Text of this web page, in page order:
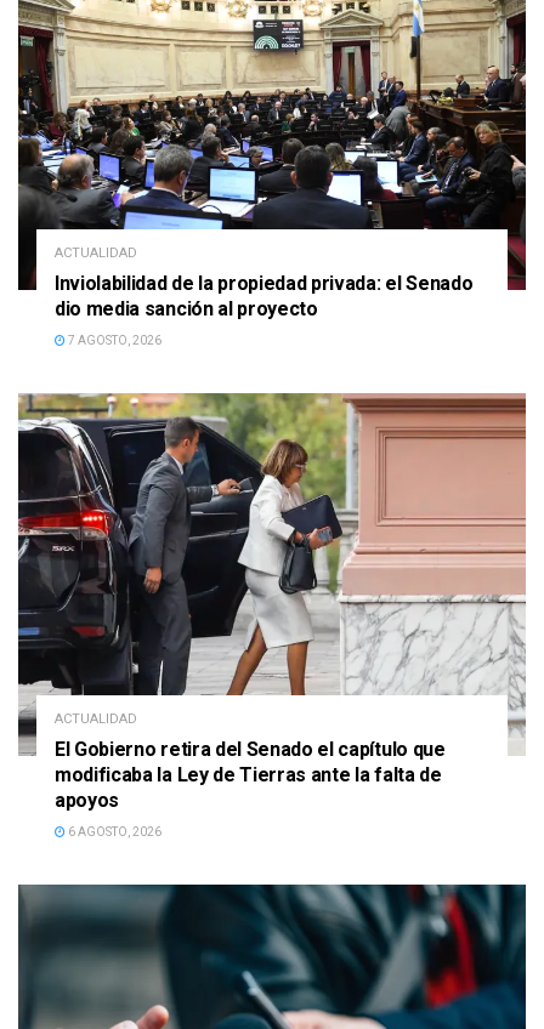
ACTUALIDAD
Inviolabilidad de la propiedad privada: el Senado
dio media sanción al proyecto
7 AGOSTO, 2026
ACTUALIDAD
El Gobierno retira del Senado el capítulo que
modificaba la Ley de Tierras ante la falta de
apoyos
6 AGOSTO, 2026